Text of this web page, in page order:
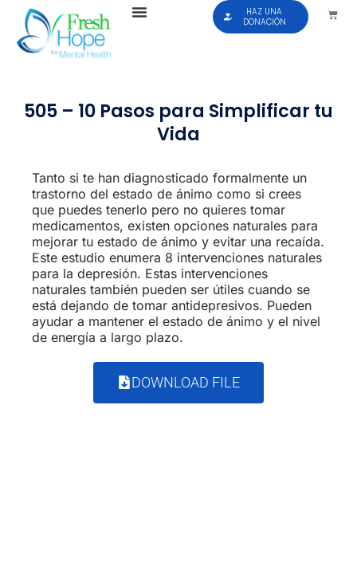
HAZ UNA
DONACIÓN
505 – 10 Pasos para Simplificar tu
Vida
Tanto si te han diagnosticado formalmente un
trastorno del estado de ánimo como si crees
que puedes tenerlo pero no quieres tomar
medicamentos, existen opciones naturales para
mejorar tu estado de ánimo y evitar una recaída.
Este estudio enumera 8 intervenciones naturales
para la depresión. Estas intervenciones
naturales también pueden ser útiles cuando se
está dejando de tomar antidepresivos. Pueden
ayudar a mantener el estado de ánimo y el nivel
de energía a largo plazo.
DOWNLOAD FILE